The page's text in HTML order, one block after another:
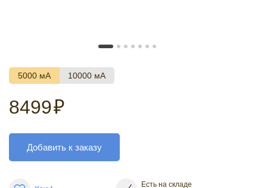
5000 мА 10000 мА
8499₽
Добавить к заказу
Есть на складе